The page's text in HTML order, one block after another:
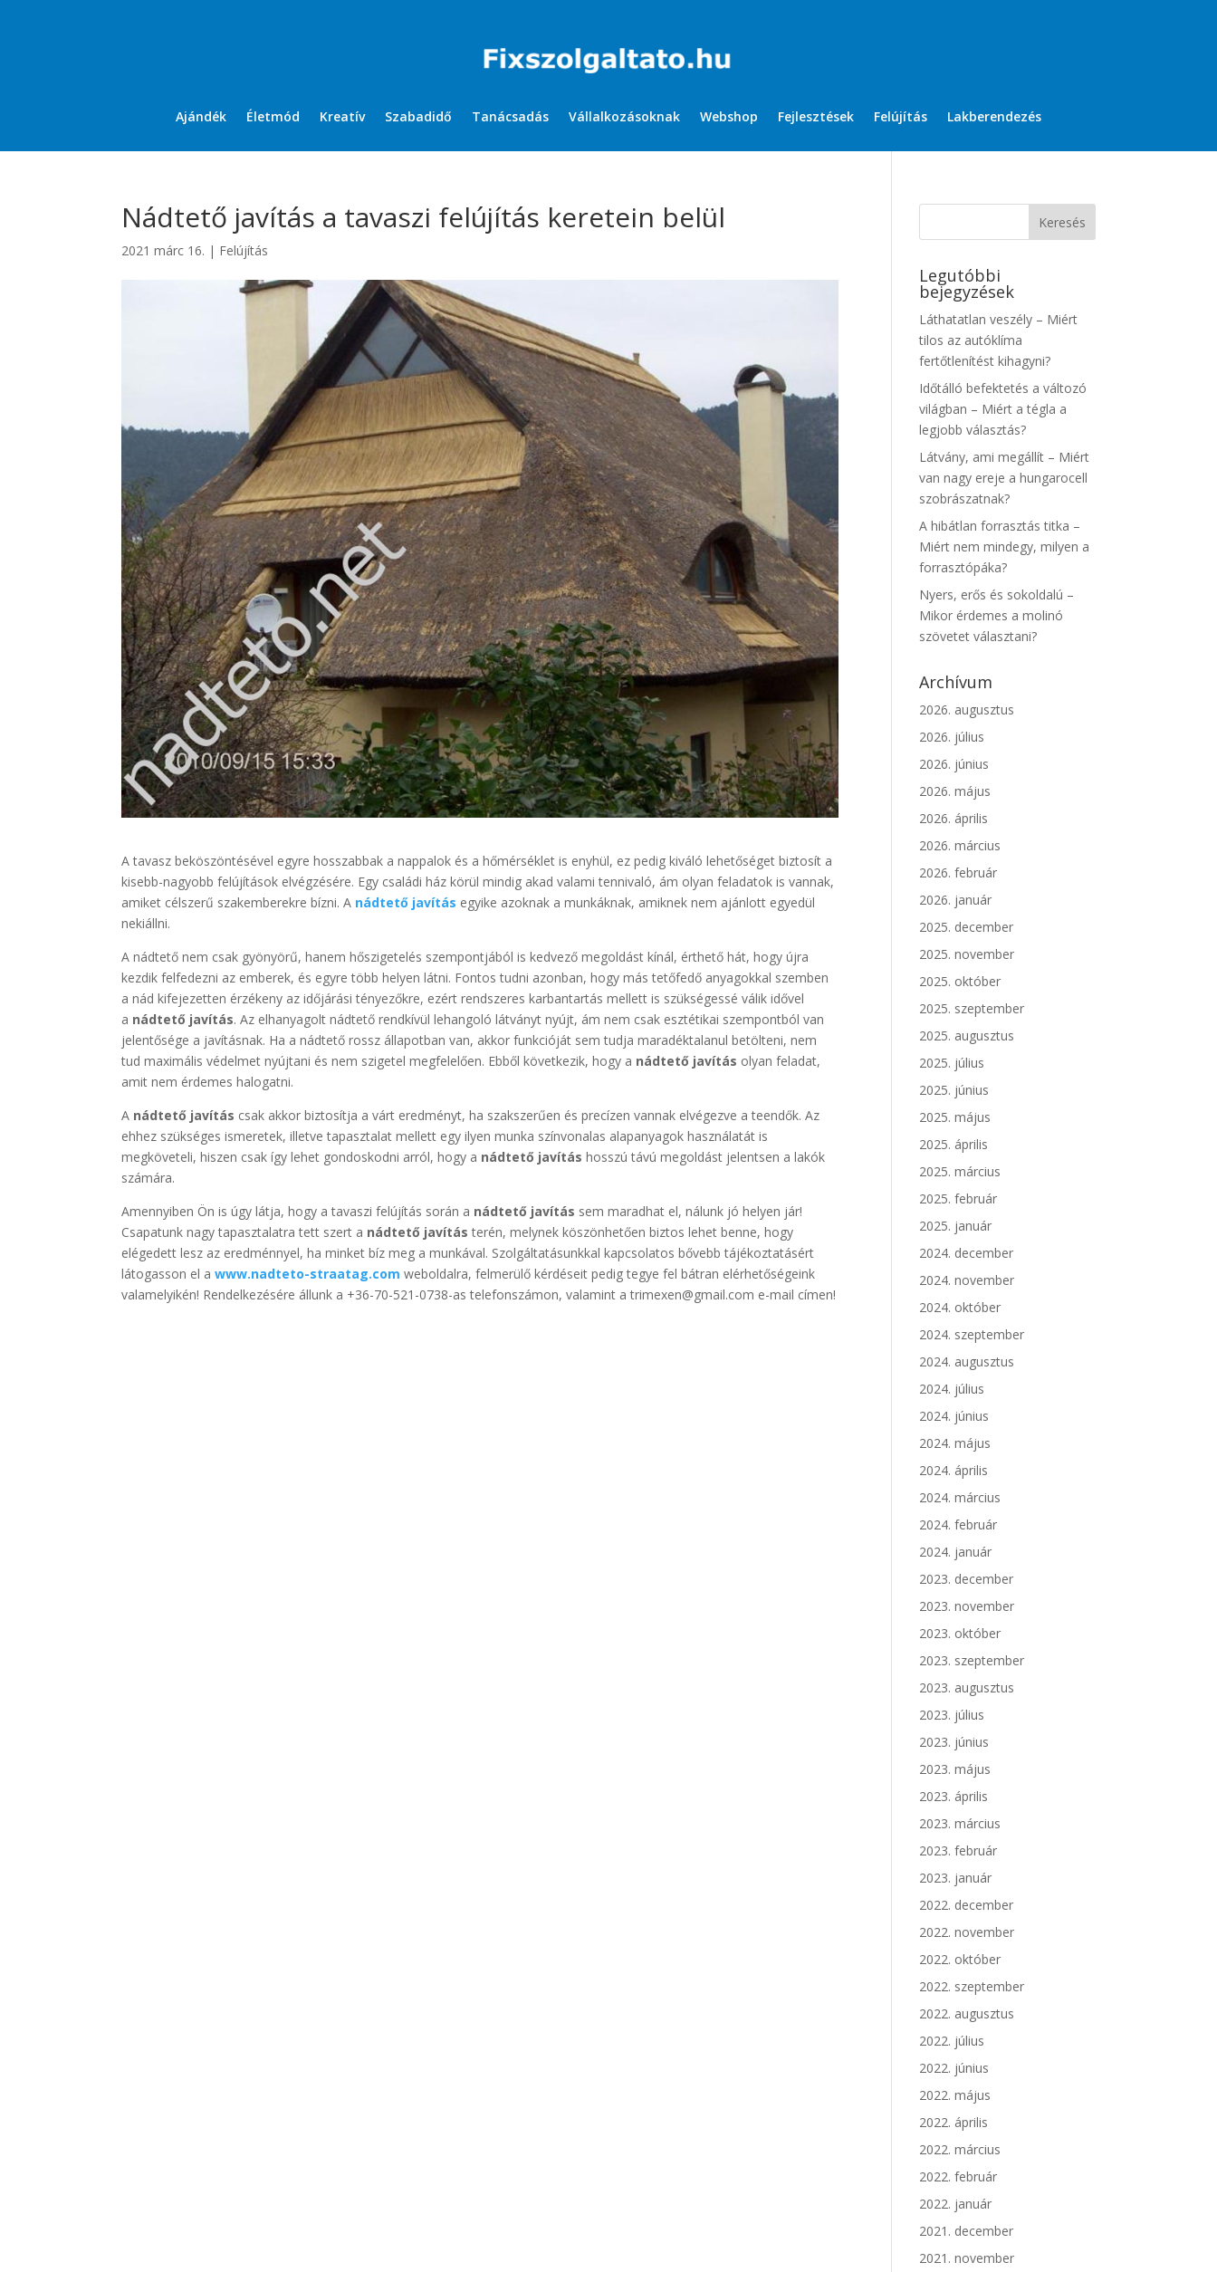
Ajándék Életmód Kreatív Szabadidő Tanácsadás Vállalkozásoknak Webshop Fejlesztések Felújítás Lakberendezés
Nádtető javítás a tavaszi felújítás keretein belül
2021 márc 16. | Felújítás
A tavasz beköszöntésével egyre hosszabbak a nappalok és a hőmérséklet is enyhül, ez pedig kiváló lehetőséget biztosít a
kisebb-nagyobb felújítások elvégzésére. Egy családi ház körül mindig akad valami tennivaló, ám olyan feladatok is vannak,
amiket célszerű szakemberekre bízni. A nádtető javítás egyike azoknak a munkáknak, amiknek nem ajánlott egyedül
nekiállni.
A nádtető nem csak gyönyörű, hanem hőszigetelés szempontjából is kedvező megoldást kínál, érthető hát, hogy újra
kezdik felfedezni az emberek, és egyre több helyen látni. Fontos tudni azonban, hogy más tetőfedő anyagokkal szemben
a nád kifejezetten érzékeny az időjárási tényezőkre, ezért rendszeres karbantartás mellett is szükségessé válik idővel
a nádtető javítás. Az elhanyagolt nádtető rendkívül lehangoló látványt nyújt, ám nem csak esztétikai szempontból van
jelentősége a javításnak. Ha a nádtető rossz állapotban van, akkor funkcióját sem tudja maradéktalanul betölteni, nem
tud maximális védelmet nyújtani és nem szigetel megfelelően. Ebből következik, hogy a nádtető javítás olyan feladat,
amit nem érdemes halogatni.
A nádtető javítás csak akkor biztosítja a várt eredményt, ha szakszerűen és precízen vannak elvégezve a teendők. Az
ehhez szükséges ismeretek, illetve tapasztalat mellett egy ilyen munka színvonalas alapanyagok használatát is
megköveteli, hiszen csak így lehet gondoskodni arról, hogy a nádtető javítás hosszú távú megoldást jelentsen a lakók
számára.
Amennyiben Ön is úgy látja, hogy a tavaszi felújítás során a nádtető javítás sem maradhat el, nálunk jó helyen jár!
Csapatunk nagy tapasztalatra tett szert a nádtető javítás terén, melynek köszönhetően biztos lehet benne, hogy
elégedett lesz az eredménnyel, ha minket bíz meg a munkával. Szolgáltatásunkkal kapcsolatos bővebb tájékoztatásért
látogasson el awww.nadteto-straatag.com weboldalra, felmerülő kérdéseit pedig tegye fel bátran elérhetőségeink
valamelyikén! Rendelkezésére állunk a +36-70-521-0738-as telefonszámon, valamint a trimexen@gmail.com e-mail címen!
Legutóbbi
bejegyzések
Láthatatlan veszély – Miért
tilos az autóklíma
fertőtlenítést kihagyni?
Időtálló befektetés a változó
világban – Miért a tégla a
legjobb választás?
Látvány, ami megállít – Miért
van nagy ereje a hungarocell
szobrászatnak?
A hibátlan forrasztás titka –
Miért nem mindegy, milyen a
forrasztópáka?
Nyers, erős és sokoldalú –
Mikor érdemes a molinó
szövetet választani?
Archívum
2026. augusztus
2026. július
2026. június
2026. május
2026. április
2026. március
2026. február
2026. január
2025. december
2025. november
2025. október
2025. szeptember
2025. augusztus
2025. július
2025. június
2025. május
2025. április
2025. március
2025. február
2025. január
2024. december
2024. november
2024. október
2024. szeptember
2024. augusztus
2024. július
2024. június
2024. május
2024. április
2024. március
2024. február
2024. január
2023. december
2023. november
2023. október
2023. szeptember
2023. augusztus
2023. július
2023. június
2023. május
2023. április
2023. március
2023. február
2023. január
2022. december
2022. november
2022. október
2022. szeptember
2022. augusztus
2022. július
2022. június
2022. május
2022. április
2022. március
2022. február
2022. január
2021. december
2021. november